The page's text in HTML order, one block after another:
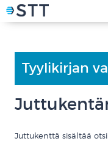
Tyylikirjan
Juttukenttä sisältää